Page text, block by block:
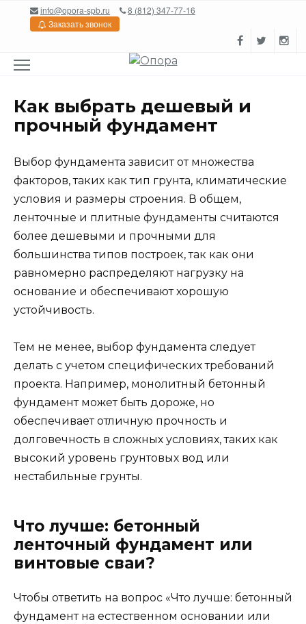
Перейтиinfo@opora-spb.ru
8 (812) 347-77-16
Заказать звонок
Как выбрать дешевый и
прочный фундамент
Выбор фундамента зависит от множества
факторов, таких как тип грунта, климатические
условия и размеры строения. В общем,
ленточные и плитные фундаменты считаются
более дешевыми и прочными для
большинства типов построек, так как они
равномерно распределяют нагрузку на
основание и обеспечивают хорошую
устойчивость.
Тем не менее, выбор фундамента следует
делать с учетом специфических требований
проекта. Например, монолитный бетонный
фундамент может быть дороже, но
обеспечивает отличную прочность и
долговечность в сложных условиях, таких как
высокий уровень грунтовых вод или
нестабильные грунты.
Что лучше: бетонный
ленточный фундамент или
винтовые сваи?
Чтобы ответить на вопрос «Что лучше: бетонный
фундамент на естественном основании или